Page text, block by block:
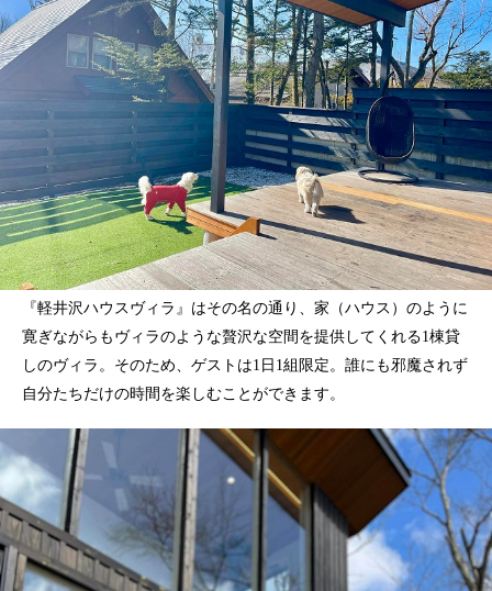
『軽井沢ハウスヴィラ』はその名の通り、家（ハウス）のように
寛ぎながらもヴィラのような贅沢な空間を提供してくれる1棟貸
しのヴィラ。そのため、ゲストは1日1組限定。誰にも邪魔されず
自分たちだけの時間を楽しむことができます。